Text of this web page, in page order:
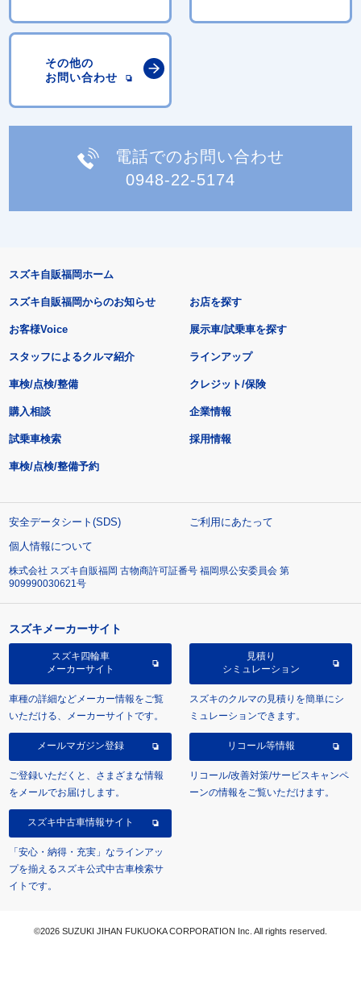
その他の
お問い合わせ
電話でのお問い合わせ
0948-22-5174
スズキ自販福岡ホーム
スズキ自販福岡からのお知らせ
お客様Voice
スタッフによるクルマ紹介
お店を探す
展示車/試乗車を探す
ラインアップ
車検/点検/整備 クレジット/保険
購入相談
試乗車検索
車検/点検/整備予約
企業情報
採用情報
安全データシート(SDS)
ご利用にあたって
個人情報について
株式会社 スズキ自販福岡 古物商許可証番号 福岡県公安委員会 第
909990030621号
スズキメーカーサイト
スズキ四輪車
メーカーサイト
車種の詳細などメーカー情報をご覧
いただける、メーカーサイトです。
見積り
シミュレーション
スズキのクルマの見積りを簡単にシ
ミュレーションできます。
メールマガジン登録
ご登録いただくと、さまざまな情報
をメールでお届けします。
リコール等情報
リコール/改善対策/サービスキャンペ
ーンの情報をご覧いただけます。
スズキ中古車情報サイト
「安心・納得・充実」なラインアッ
プを揃えるスズキ公式中古車検索サ
イトです。
©2026 SUZUKI JIHAN FUKUOKA CORPORATION Inc. All rights reserved.